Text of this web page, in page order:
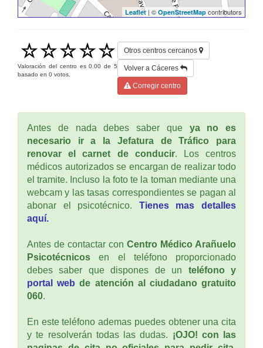
Leaflet| © OpenStreetMap contributors
Valoración del centro es0.00 de5
basado en 0 votos.
Otros centros cercanos
Volver a Cáceres
Corregir centro
Antes de nada debes saber que ya no es
necesario ir a la Jefatura de Tráfico para
renovar el carnet de conducir. Los centros
médicos autorizados se encargan de realizar todo
el tramite. Incluso la foto te la toman mediante una
webcam y las tasas correspondientes se pagan al
abonar el psicotécnico. Tienes mas detalles
aquí.
Antes de contactar con Centro Médico Arañuelo
Psicotécnicos en el teléfono proporcionado
debes saber que dispones de un teléfono y
portal web de atención al ciudadano gratuito
060.
En este teléfono ademas puedes obtener una cita
y te resolverán todas las dudas. ¡OJO! con las